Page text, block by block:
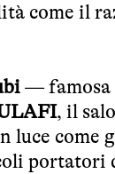
come il
— famosa
, il
come
portatori